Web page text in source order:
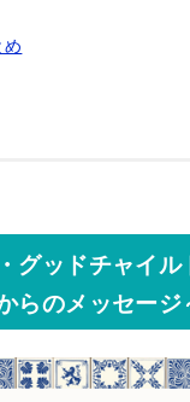
め
グッドチャイ
らのメッセージ